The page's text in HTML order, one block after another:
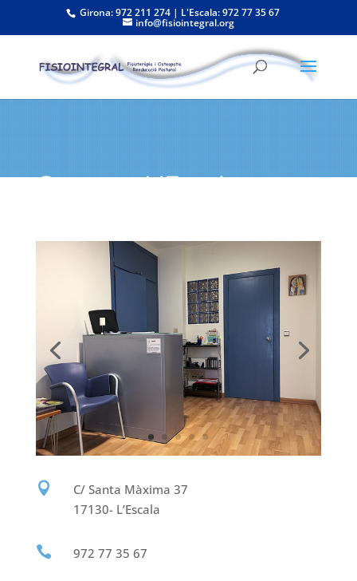
Girona: 972 211 274 | L'Escala: 972 77 35 67
info@fisiointegral.org
Centre a L'Escala

C/ Santa Màxima 37
17130- L’Escala
 972 77 35 67